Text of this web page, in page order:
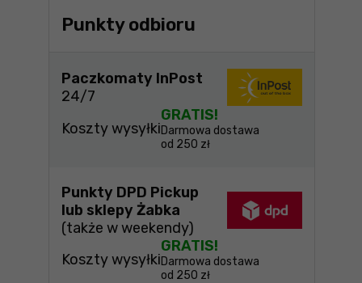
Punkty odbioru
Paczkomaty InPost
24/7
Koszty wysyłki
GRATIS!
Darmowa dostawa
od 250 zł
Punkty DPD Pickup
lub sklepy Żabka
(także w weekendy)
Koszty wysyłki
GRATIS!
Darmowa dostawa
od 250 zł